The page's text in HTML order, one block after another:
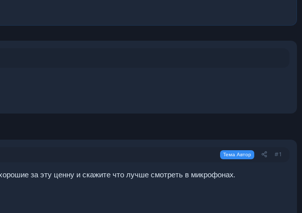
Тема Автор #1
за эту ценну и скажите что лучше смотреть в микрофонах.